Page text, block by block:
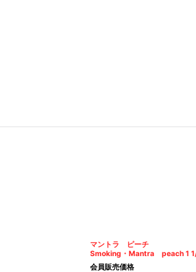
マントラ ピーチ
Smoking・Mantra peach 1
会員販売価格